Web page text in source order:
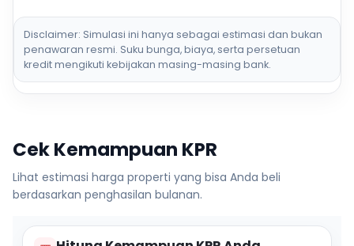
Disclaimer: Simulasi ini hanya sebagai estimasi dan bukan
penawaran resmi. Suku bunga, biaya, serta persetuan
kredit mengikuti kebijakan masing-masing bank.
Cek Kemampuan KPR
Lihat estimasi harga properti yang bisa Anda beli
berdasarkan penghasilan bulanan.